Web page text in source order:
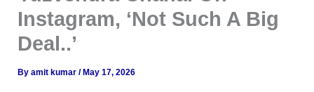
Instagram, ‘Not Such A Big
Deal..’
Byamit kumar/ May 17, 2026